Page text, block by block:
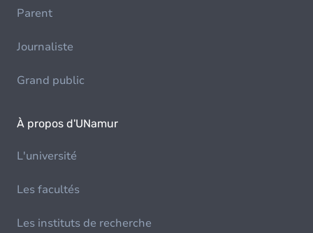
Parent
Journaliste
Grand public
À propos d'UNamur
L'université
Les facultés
Les instituts de recherche